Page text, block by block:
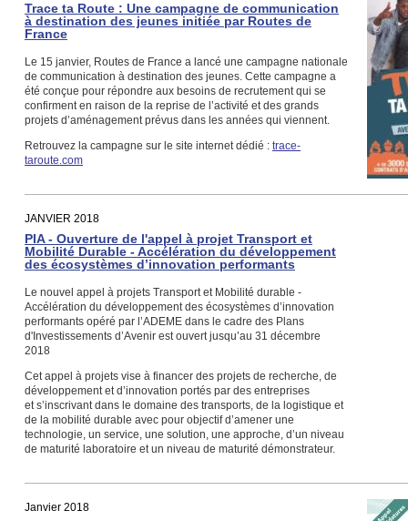
Trace ta Route : Une campagne de communication
à destination des jeunes initiée par Routes de
France
Le 15 janvier, Routes de France a lancé une campagne nationale
de communication à destination des jeunes. Cette campagne a
été conçue pour répondre aux besoins de recrutement qui se
confirment en raison de la reprise de l’activité et des grands
projets d’aménagement prévus dans les années qui viennent.
Retrouvez la campagne sur le site internet dédié : trace-
taroute.com
JANVIER 2018
PIA - Ouverture de l'appel à projet Transport et
Mobilité Durable - Accélération du développement
des écosystèmes d’innovation performants
Le nouvel appel à projets Transport et Mobilité durable -
Accélération du développement des écosystèmes d’innovation
performants opéré par l’ADEME dans le cadre des Plans
d'Investissements d’Avenir est ouvert jusqu’au 31 décembre
2018
Cet appel à projets vise à financer des projets de recherche, de
développement et d’innovation portés par des entreprises
et s’inscrivant dans le domaine des transports, de la logistique et
de la mobilité durable avec pour objectif d’amener une
technologie, un service, une solution, une approche, d’un niveau
de maturité laboratoire et un niveau de maturité démonstrateur.
Janvier 2018